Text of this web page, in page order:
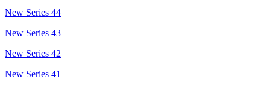
New Series 44
New Series 43
New Series 42
New Series 41